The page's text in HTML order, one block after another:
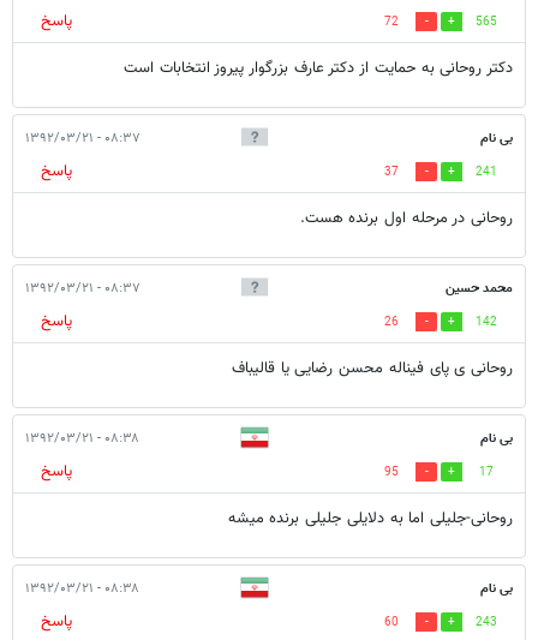
565
72
پاسخ
دکتر روحانی به حمایت از دکتر عارف بزرگوار پیروز انتخابات است
بی نام ۰۸:۳۷ - ۱۳۹۲/۰۳/۲۱
241
37
پاسخ
روحانی در مرحله اول برنده هست.
محمد حسین ۰۸:۳۷ - ۱۳۹۲/۰۳/۲۱
142
26
پاسخ
روحانی ی پای فیناله محسن رضایی یا قالیباف
بی نام ۰۸:۳۸ - ۱۳۹۲/۰۳/۲۱
17
95
پاسخ
روحانی-جلیلی اما به دلایلی جلیلی برنده میشه
بی نام ۰۸:۳۸ - ۱۳۹۲/۰۳/۲۱
243
60
پاسخ